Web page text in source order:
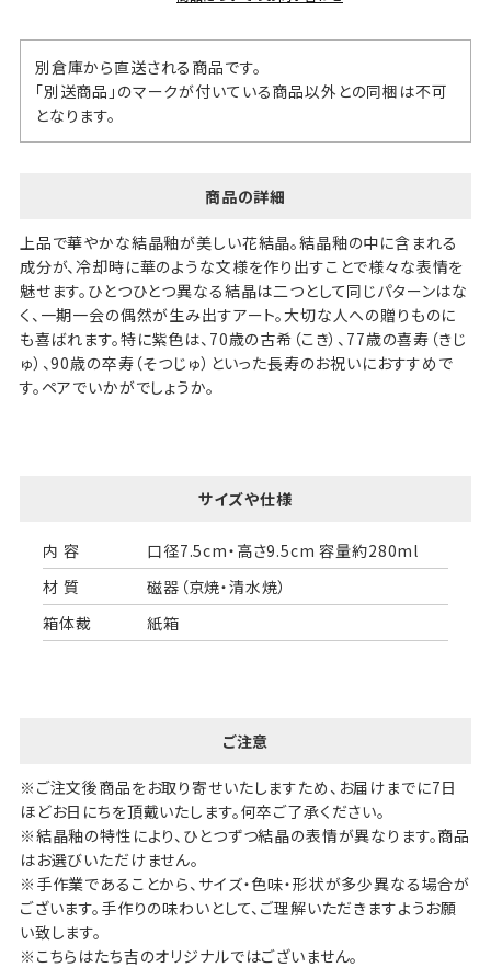
別倉庫から直送される商品です。
「別送商品」のマークが付いている商品以外との同梱は不可
となります。
商品の詳細
上品で華やかな結晶釉が美しい花結晶。結晶釉の中に含まれる
成分が、冷却時に華のような文様を作り出すことで様々な表情を
魅せます。ひとつひとつ異なる結晶は二つとして同じパターンはな
く、一期一会の偶然が生み出すアート。大切な人への贈りものに
も喜ばれます。特に紫色は、70歳の古希（こき）、77歳の喜寿（きじ
ゅ）、90歳の卒寿（そつじゅ）といった長寿のお祝いにおすすめで
す。ペアでいかがでしょうか。
サイズや仕様
内 容
口径7.5cm・高さ9.5cm 容量約280ml
材 質
磁器（京焼・清水焼）
箱体裁
紙箱
ご注意
※ご注文後商品をお取り寄せいたしますため、お届けまでに7日
ほどお日にちを頂戴いたします。何卒ご了承ください。
※結晶釉の特性により、ひとつずつ結晶の表情が異なります。商品
はお選びいただけません。
※手作業であることから、サイズ・色味・形状が多少異なる場合が
ございます。手作りの味わいとして、ご理解いただきますようお願
い致します。
※こちらはたち吉のオリジナルではございません。